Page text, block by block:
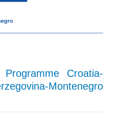
Croatia-
Montenegro